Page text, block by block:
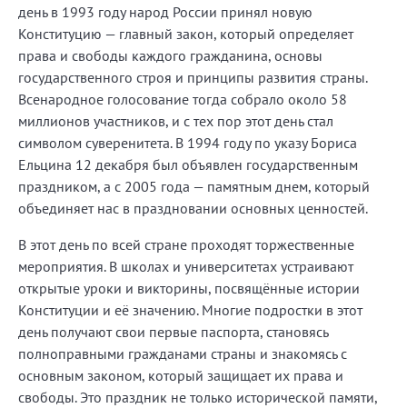
день в 1993 году народ России принял новую
Конституцию — главный закон, который определяет
права и свободы каждого гражданина, основы
государственного строя и принципы развития страны.
Всенародное голосование тогда собрало около 58
миллионов участников, и с тех пор этот день стал
символом суверенитета. В 1994 году по указу Бориса
Ельцина 12 декабря был объявлен государственным
праздником, а с 2005 года — памятным днем, который
объединяет нас в праздновании основных ценностей.
В этот день по всей стране проходят торжественные
мероприятия. В школах и университетах устраивают
открытые уроки и викторины, посвящённые истории
Конституции и её значению. Многие подростки в этот
день получают свои первые паспорта, становясь
полноправными гражданами страны и знакомясь с
основным законом, который защищает их права и
свободы. Это праздник не только исторической памяти,